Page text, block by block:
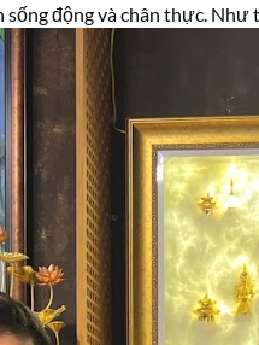
động và chân thực.